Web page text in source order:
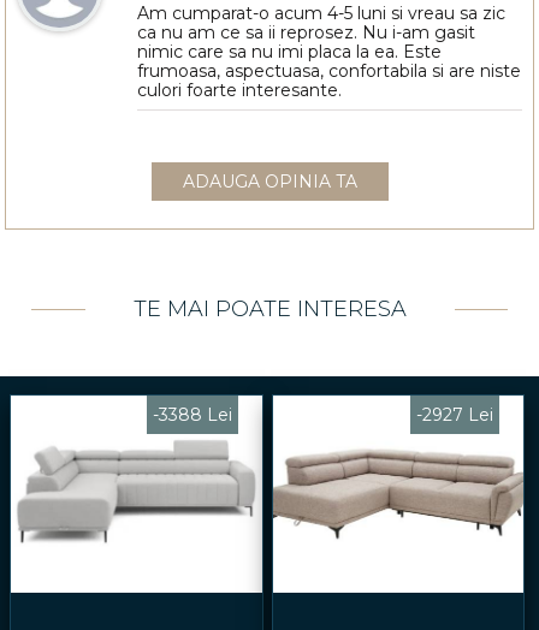
Am cumparat-o acum 4-5 luni si vreau sa zic
ca nu am ce sa ii reprosez. Nu i-am gasit
nimic care sa nu imi placa la ea. Este
frumoasa, aspectuasa, confortabila si are niste
culori foarte interesante.
ADAUGA OPINIA TA
TE MAI POATE INTERESA
-3388 Lei -2927 Lei